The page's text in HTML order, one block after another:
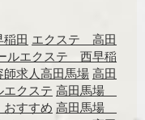
田 エクステ 高田
ルエクステ 西早稲
師求人高田馬場 高田
クステ 高田馬場
すすめ 高田馬場